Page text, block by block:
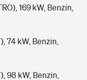
169 kW, Benzin,
74 kW, Benzin,
98 kW, Benzin,